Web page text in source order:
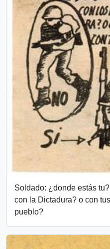
Soldado: ¿donde estás
con la Dictadura? o con
pueblo?